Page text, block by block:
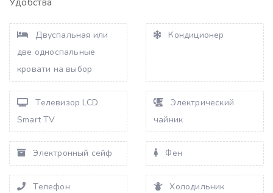
Двуспальная или
две односпальные
кровати на выбор
Кондиционер
Телевизор LCD
Smart TV
Электрический
чайник
Электронный сейф Фен
Телефон Холодильник